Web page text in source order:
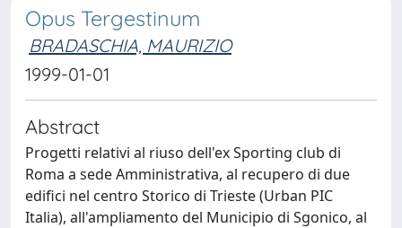
Opus Tergestinum
BRADASCHIA, MAURIZIO
1999-01-01
Abstract
Progetti relativi al riuso dell'ex Sporting club di
Roma a sede Amministrativa, al recupero di due
edifici nel centro Storico di Trieste (Urban PIC
Italia), all'ampliamento del Municipio di Sgonico, al